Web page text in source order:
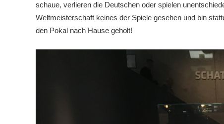
schaue, verlieren die Deutschen oder spielen
Weltmeisterschaft keines der Spiele gesehen und bin
den Pokal nach Hause geholt!